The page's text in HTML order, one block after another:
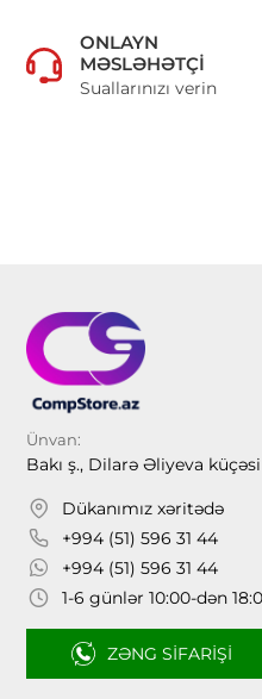
ONLAYN
MƏSLƏHƏTÇI
Suallarınızı verin
Ünvan:
Bakı ş., Dilarə Əliyeva küçəsi
Dükanımız xəritədə
+994 (51) 596 31 44
+994 (51) 596 31 44
1-6 günlər 10:00-dən
ZƏNG SIFARIŞI